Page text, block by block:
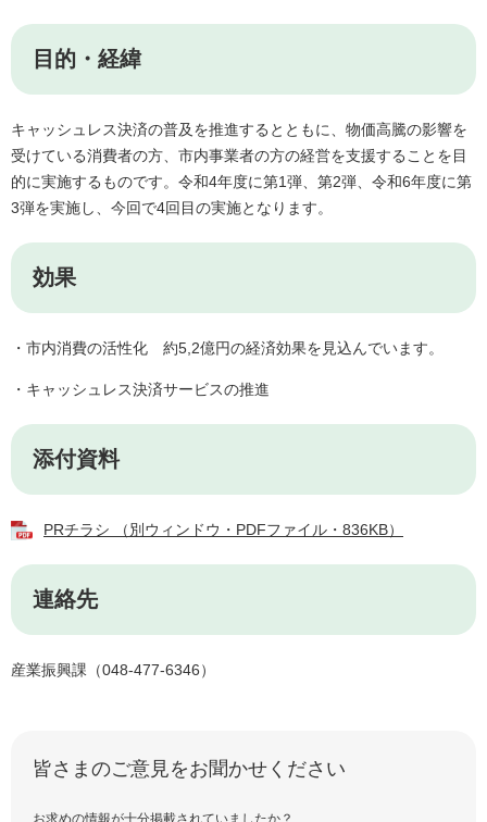
目的・経緯
キャッシュレス決済の普及を推進するとともに、物価高騰の影響を
受けている消費者の方、市内事業者の方の経営を支援することを目
的に実施するものです。令和4年度に第1弾、第2弾、令和6年度に第
3弾を実施し、今回で4回目の実施となります。
効果
・市内消費の活性化 約5,2億円の経済効果を見込んでいます。
・キャッシュレス決済サービスの推進
添付資料
PRチラシ （別ウィンドウ・PDFファイル・836KB）
連絡先
産業振興課（048-477-6346）
皆さまのご意見をお聞かせください
お求めの情報が十分掲載されていましたか？